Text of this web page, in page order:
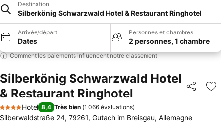
Destination
Silberkönig Schwarzwald Hotel & Restaurant Ringhotel
Arrivée/départ
Dates
Personnes et chambres
2 personnes, 1 chambre
Comment les paiements influencent notre classement
Silberkönig Schwarzwald Hotel
& Restaurant Ringhotel
Partager
4 Étoiles
Hotel 8,4 Très bien (1 066 évaluations)
Silberwaldstraße 24, 79261, Gutach im Breisgau, Allemagne